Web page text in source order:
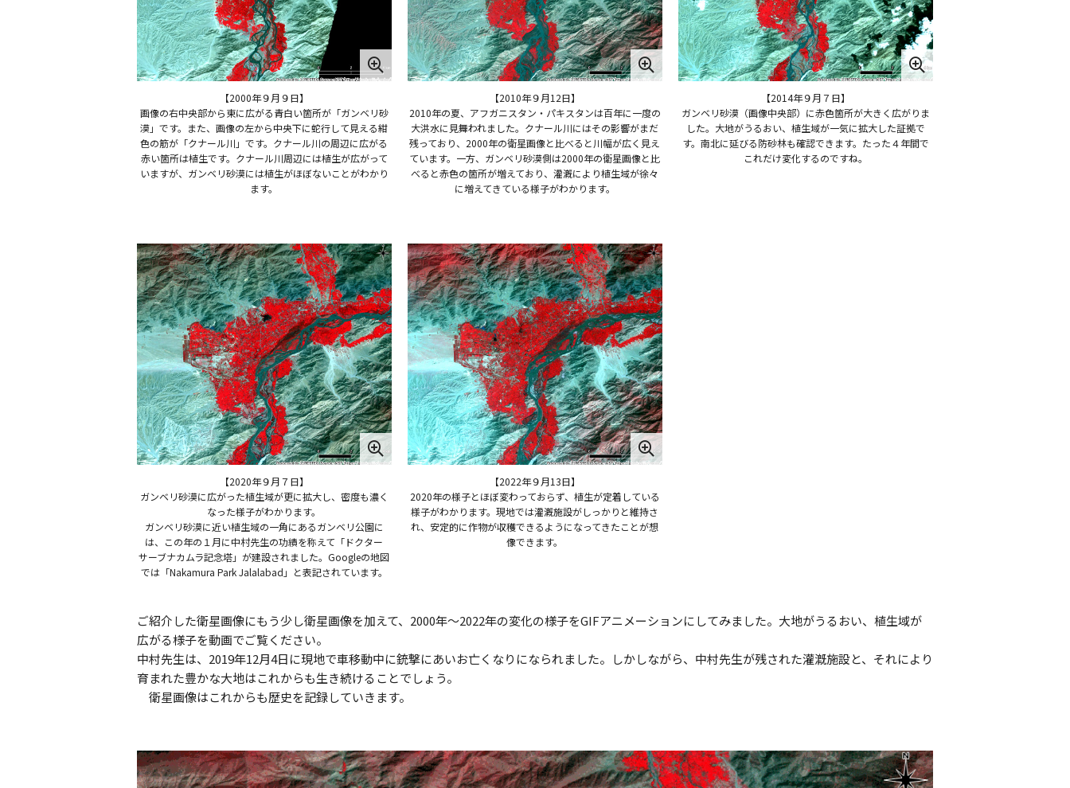
【2000年９月９日】
画像の右中央部から東に広がる青白い箇所が「ガンベリ砂
漠」です。また、画像の左から中央下に蛇行して見える紺
色の筋が「クナール川」です。クナール川の周辺に広がる
赤い箇所は植生です。クナール川周辺には植生が広がって
いますが、ガンベリ砂漠には植生がほぼないことがわかり
ます。
【2010年９月12日】
2010年の夏、アフガニスタン・パキスタンは百年に一度の
大洪水に見舞われました。クナール川にはその影響がまだ
残っており、2000年の衛星画像と比べると川幅が広く見え
ています。一方、ガンベリ砂漠側は2000年の衛星画像と比
べると赤色の箇所が増えており、灌漑により植生域が徐々
に増えてきている様子がわかります。
【2014年９月７日】
ガンベリ砂漠（画像中央部）に赤色箇所が大きく広がりま
した。大地がうるおい、植生域が一気に拡大した証拠で
す。南北に延びる防砂林も確認できます。たった４年間で
これだけ変化するのですね。
【2020年９月７日】
ガンベリ砂漠に広がった植生域が更に拡大し、密度も濃く
なった様子がわかります。
ガンベリ砂漠に近い植生域の一角にあるガンベリ公園に
は、この年の１月に中村先生の功績を称えて「ドクター
サーブナカムラ記念塔」が建設されました。Googleの地図
では「Nakamura Park Jalalabad」と表記されています。
【2022年９月13日】
2020年の様子とほぼ変わっておらず、植生が定着している
様子がわかります。現地では灌漑施設がしっかりと維持さ
れ、安定的に作物が収穫できるようになってきたことが想
像できます。
ご紹介した衛星画像にもう少し衛星画像を加えて、2000年～2022年の変化の様子をGIFアニメーションにしてみました。大地がうるおい、植生域が
広がる様子を動画でご覧ください。
中村先生は、2019年12月4日に現地で車移動中に銃撃にあいお亡くなりになられました。しかしながら、中村先生が残された灌漑施設と、それにより
育まれた豊かな大地はこれからも生き続けることでしょう。
衛星画像はこれからも歴史を記録していきます。